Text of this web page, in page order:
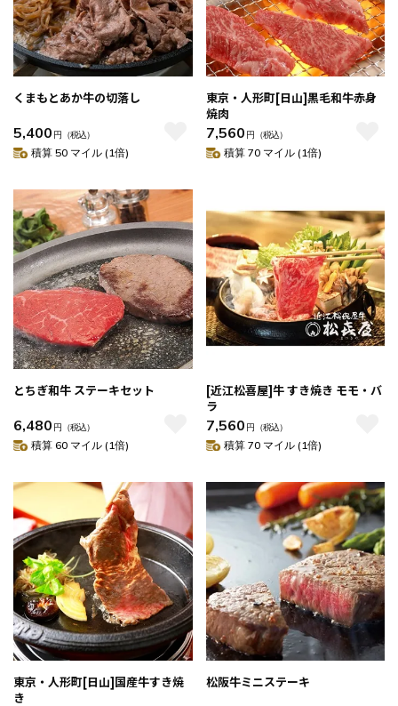
くまもとあか牛の切落し
5,400 円 （税込）
積算 50 マイル (1倍)
東京・人形町[日山]黒毛和牛赤身
焼肉
7,560 円 （税込）
積算 70 マイル (1倍)
とちぎ和牛 ステーキセット
6,480 円 （税込）
積算 60 マイル (1倍)
[近江松喜屋]牛 すき焼き モモ・バ
ラ
7,560 円 （税込）
積算 70 マイル (1倍)
東京・人形町[日山]国産牛すき焼
き
松阪牛ミニステーキ